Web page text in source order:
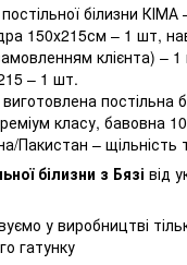
постільної білизни КІМА
150х215см – 1 шт,
клієнта) –
– 1 шт.
постільна
класу, бавовна
Пакистан – щільність
білизни з Бязі від
у виробництві
гатунку